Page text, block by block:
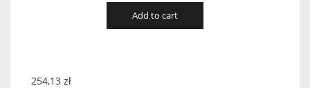
Add to cart
254,13 zł